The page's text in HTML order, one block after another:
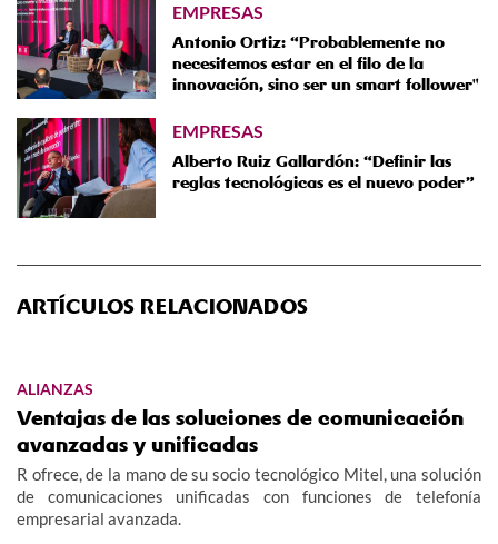
EMPRESAS
Antonio Ortiz: “Probablemente no
necesitemos estar en el filo de la
innovación, sino ser un smart follower"
EMPRESAS
Alberto Ruiz Gallardón: “Definir las
reglas tecnológicas es el nuevo poder”
ARTÍCULOS RELACIONADOS
ALIANZAS
Ventajas de las soluciones de comunicación
avanzadas y unificadas
R ofrece, de la mano de su socio tecnológico Mitel, una solución
de comunicaciones unificadas con funciones de telefonía
empresarial avanzada.